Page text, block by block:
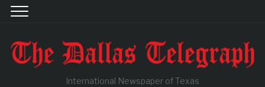
International Newspaper of Texas